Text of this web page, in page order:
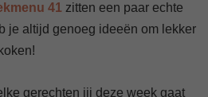
41 zitten een paar echte
je altijd genoeg ideeën om lekker
gerechten jij deze week gaat